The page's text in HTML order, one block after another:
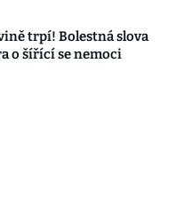
trpí! Bolestná slova
o šířící se nemoci